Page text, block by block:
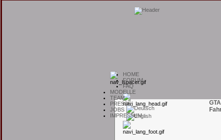
HOME
FORUM
FAQ
MODELLE
TEAM
PRESSE
JOBS
IMPRESSUM